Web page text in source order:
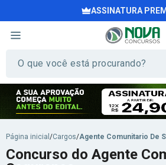
ASSINATURA
Página inicial /Cargos/Agente Comunitario De
Concurso do Agente